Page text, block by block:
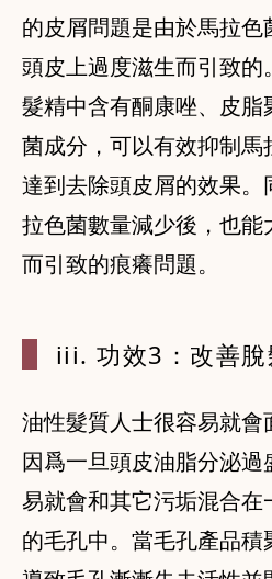
的皮屑問題是由於馬拉
頭皮上過度滋生而引致
髮精中含有酮康唑、皮
菌成分，可以有效抑制
達到去除頭皮屑的效果
拉色菌數量減少後，也
而引致的痕癢問題。
iii. 功效3：改善脫
油性髮質人士很容易就
因爲一旦頭皮油脂分泌
易就會和其它污垢混合
的毛孔中。當毛孔產品